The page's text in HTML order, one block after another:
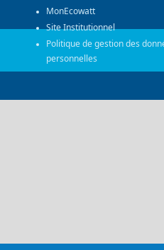
MonEcowatt
Site Institutionnel
Politique de gestion des
personnelles